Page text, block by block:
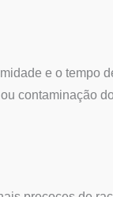
e o tempo
contaminação